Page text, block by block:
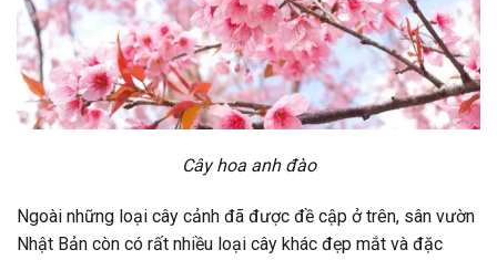
Cây hoa anh đào
Ngoài những loại cây cảnh đã được đề cập ở trên, sân vườn
Nhật Bản còn có rất nhiều loại cây khác đẹp mắt và đặc